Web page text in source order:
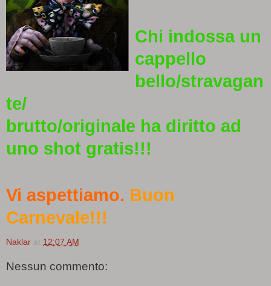
Chi indossa un
cappello
bello/stravagan
te/
brutto/originale ha diritto ad
uno shot gratis!!!
Vi aspettiamo. Buon
Carnevale!!!
Naklar at 12:07 AM
Nessun commento: